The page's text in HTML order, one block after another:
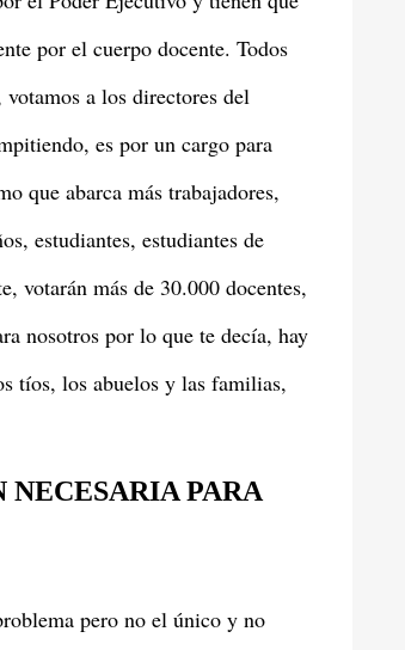
por el cuerpo docente. Todos
a los directores del
es por un cargo para
que abarca más trabajadores,
estudiantes, estudiantes de
votarán más de 30.000 docentes,
nosotros por lo que te decía, hay
tíos, los abuelos y las familias,
NECESARIA PARA
pero no el único y no